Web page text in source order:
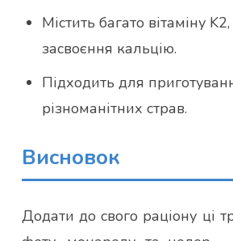
Містить багато вітаміну
засвоєння кальцію.
Підходить для
різноманітних страв.
Висновок
Додати до свого раціону ці